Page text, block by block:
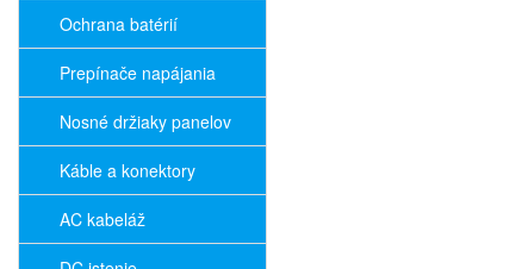
Ochrana batérií
Prepínače napájania
Nosné držiaky panelov
Káble a konektory
AC kabeláž